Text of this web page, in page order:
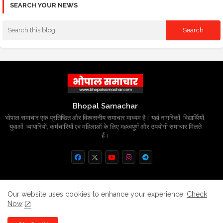
SEARCH YOUR NEWS
Bhopal Samachar
भोपाल समाचार एक प्रतिष्ठित और विश्वसनीय समाचार माध्यम है। यहां नागरिकों, विद्यार्थियों,
युवाओं, व्यापारियों, कर्मचारियों एवं महिलाओं के लिए महत्वपूर्ण और उपयोगी समाचार मिलते
हैं।
Home About Contact us
Privacy Policy
Our website uses cookies to enhance your experience. Check
Now